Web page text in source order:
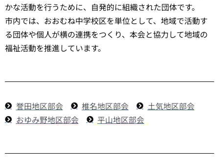
かな活動を行うために、自発的に組織された団体です。
市内では、おおむね中学校区を単位として、地域で活動す
る団体や個人が横の連携をつくり、本会と協力して地域の
福祉活動を推進しています。
誉田地区部会 椎名地区部会
土気地区部会
おゆみ野地区部会
平山地区部会